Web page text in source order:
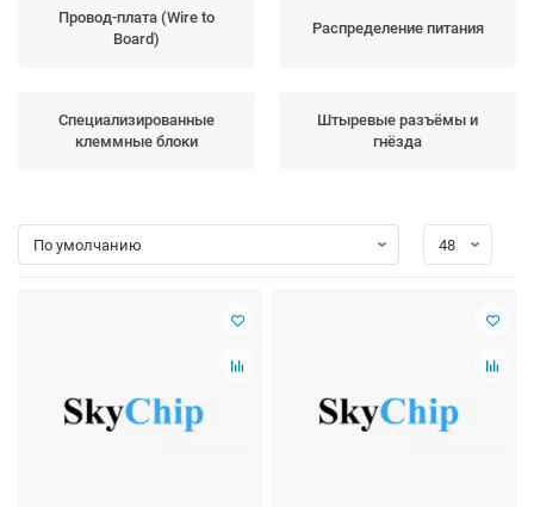
Провод-плата (Wire to
Board)
Распределение питания
Специализированные
клеммные блоки
Штыревые разъёмы и
гнёзда